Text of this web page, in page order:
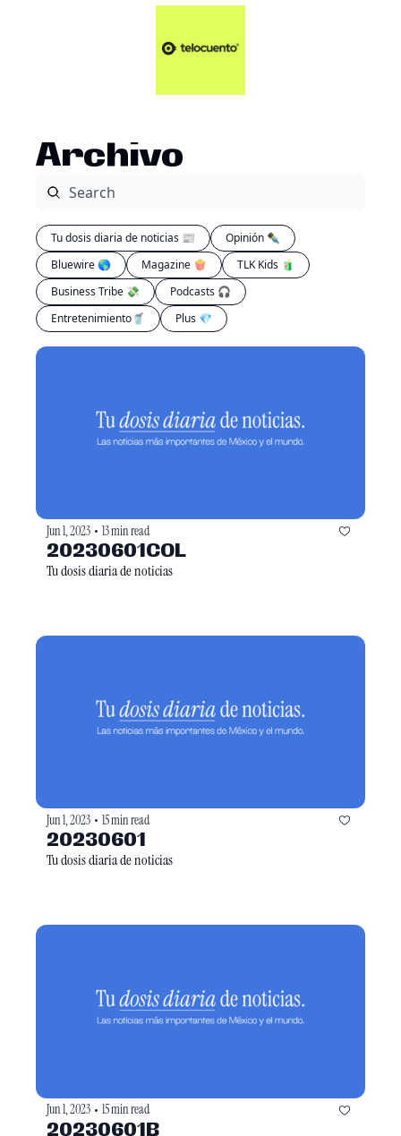
Artículos 📑
Plus 💎
Archivo
Tu dosis diaria de noticias 📰
Opinión ✒️
Bluewire 🌎
Magazine 🍿
TLK Kids 🧃
Business Tribe 💸
Podcasts 🎧
Entretenimiento🥤
Plus 💎
Jun 1, 2023 • 13 min read
20230601COL
Tu dosis diaria de noticias
Jun 1, 2023 • 15 min read
20230601
Tu dosis diaria de noticias
Jun 1, 2023 • 15 min read
20230601B